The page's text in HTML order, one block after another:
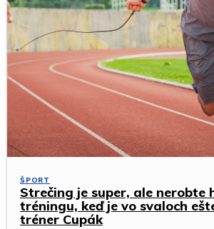
ŠPORT
Strečing je super, ale nerobte
tréningu, keď je vo svaloch
tréner Cupák